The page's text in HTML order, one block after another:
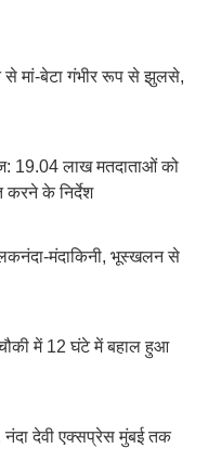
से मां-बेटा गंभीर रूप से झुलसे,
19.04 लाख मतदाताओं को
करने के निर्देश
मंदाकिनी, भूस्खलन से
चौकी में 12 घंटे में बहाल हुआ
नंदा देवी एक्सप्रेस मुंबई तक